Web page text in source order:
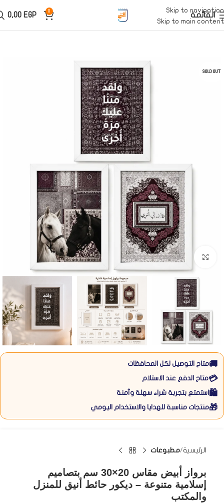
Skip to navigation
Skip to main content
القائمة 0
0,00 EGP
SOLD OUT
Click to enlarge
🚚متاح التوصيل لكل المحافظات
💳متاح الدفع عند الاستلام
🛍️ استمتع بتجربة شراء سهلة وآمنة
🎁منتجات مناسبة للهدايا والاستخدام اليومي
الرئيسية مطبوعات
برواز أبيض مقاس 20×30 سم بتصاميم
إسلامية متنوعة – ديكور حائط أنيق للمنزل
والمكتب